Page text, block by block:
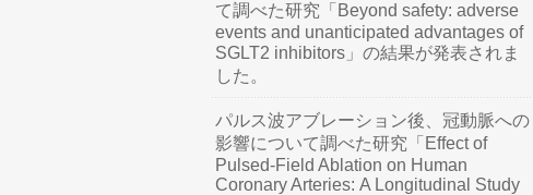
て調べた研究「Beyond safety: adverse
events and unanticipated advantages of
SGLT2 inhibitors」の結果が発表されま
した。
パルス波アブレーション後、冠動脈への
影響について調べた研究「Effect of
Pulsed-Field Ablation on Human
Coronary Arteries: A Longitudinal Study